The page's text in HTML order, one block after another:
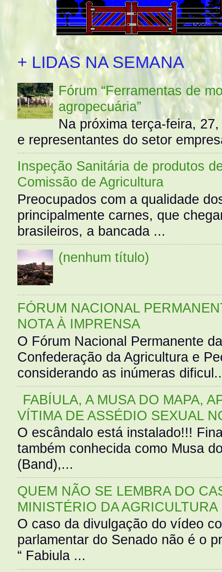
+ LIDAS NA SEMANA
Fórum “Ferramentas de
agropecuária”
Na próxima terça-feira,
e representantes do setor
Inspeção Sanitária de produtos
Comissão de Agricultura
Preocupados com a qualidade
principalmente carnes, que
brasileiros, a bancada ...
(nenhum título)
FÓRUM NACIONAL
NOTA À IMPRENSA
O Fórum Nacional Permanente
Confederação da Agricultura e
considerando as inúmeras
FABÍULA, A MUSA DO MAPA,
VÍTIMA DE ASSÉDIO SEXUAL
O escândalo está instalado!!!
também conhecida como Musa
(Band),...
QUEM NÃO SE LEMBRA DO
MINISTÉRIO DA AGRICULTURA
O caso da divulgação do vídeo
parlamentar do Senado não é o
“ Fabiula ...